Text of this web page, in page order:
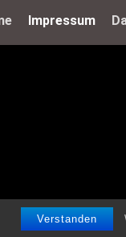
Verstanden
Impressum